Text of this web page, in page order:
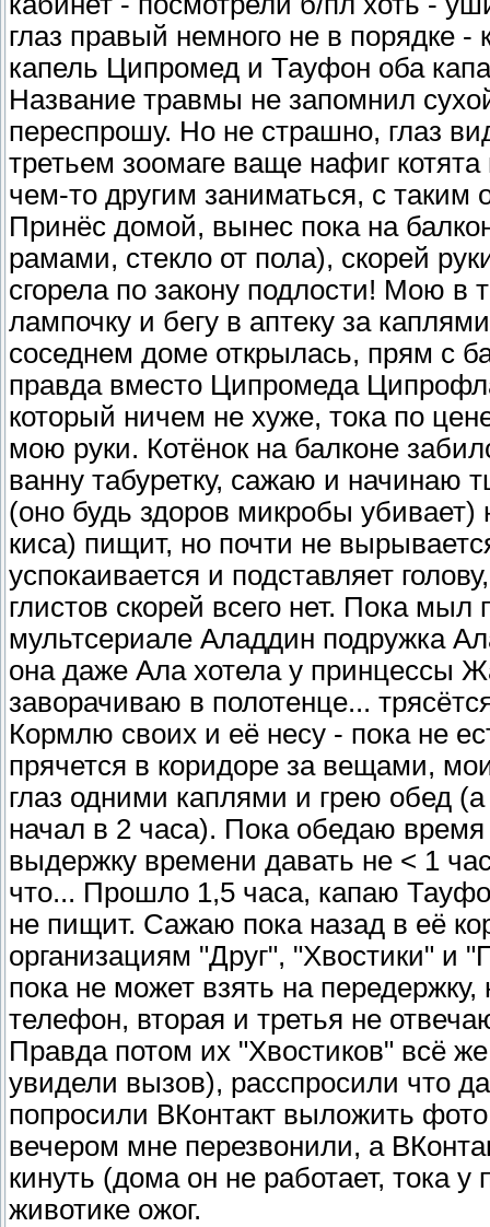
глаз правый немного не в порядке -
капель Ципромед и Тауфон оба
Название травмы не запомнил
переспрошу. Но не страшно, глаз
третьем зоомаге ваще нафиг
чем-то другим заниматься, с
Принёс домой, вынес пока на
рамами, стекло от пола), скорей
сгорела по закону подлости! Мою в
лампочку и бегу в аптеку за
соседнем доме открылась, прям с
правда вместо Ципромеда
который ничем не хуже, тока по
мою руки. Котёнок на балконе
ванну табуретку, сажаю и
(оно будь здоров микробы
киса) пищит, но почти не
успокаивается и подставляет
глистов скорей всего нет. Пока
мультсериале Аладдин подружка
она даже Ала хотела у принцессы
заворачиваю в полотенце...
Кормлю своих и её несу - пока не
прячется в коридоре за вещами,
глаз одними каплями и грею обед
начал в 2 часа). Пока обедаю
выдержку времени давать не < 1
что... Прошло 1,5 часа, капаю
не пищит. Сажаю пока назад в её
организациям "Друг", "Хвостики" и
пока не может взять на
телефон, вторая и третья не
Правда потом их "Хвостиков" всё
увидели вызов), расспросили что
попросили ВКонтакт выложить
вечером мне перезвонили, а
кинуть (дома он не работает, тока
животике ожог.